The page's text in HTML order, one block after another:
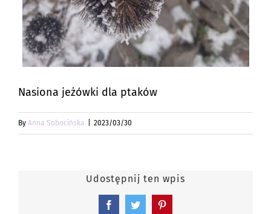
Nasiona jeżówki dla ptaków
By Anna Sobocińska 2023/03/30
Udostępnij ten wpis
FacebookTwitterPinterest